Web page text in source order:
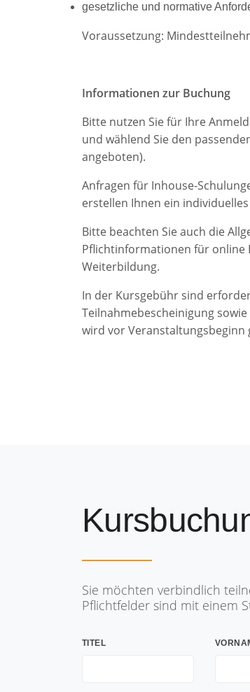
gesetzliche und normative
Voraussetzung:
Informationen zur Buchung
Bitte nutzen Sie für Ihre
und wählend Sie den
angeboten).
Anfragen für Inhouse-
erstellen Ihnen ein
Bitte beachten Sie auch die
Pflichtinformationen für online
Weiterbildung.
In der Kursgebühr sind
Teilnahmebescheinigung
wird vor Veranstaltungsbeginn
Sie möchten verbindlich
Pflichtfelder sind mit einem
TITEL